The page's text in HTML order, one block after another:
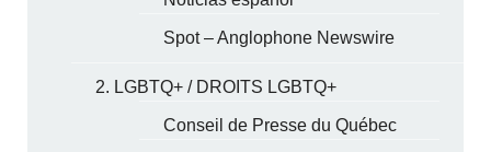
Spot – Anglophone Newswire
2. LGBTQ+ / DROITS LGBTQ+
Conseil de Presse du Québec